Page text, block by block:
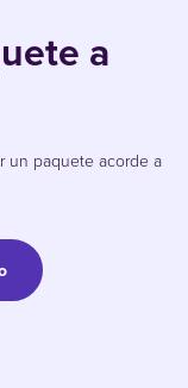
a
un paquete acorde a